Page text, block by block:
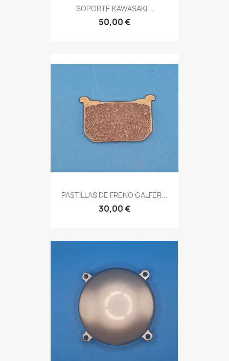
SOPORTE KAWASAKI...
50,00 €
PASTILLAS DE FRENO GALFER...
30,00 €